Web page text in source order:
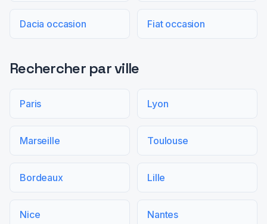
Dacia occasion Fiat occasion
Rechercher par ville
Paris Lyon
Marseille Toulouse
Bordeaux Lille
Nice Nantes